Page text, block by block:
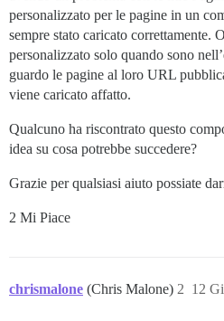
personalizzato per le pagine in un
sempre stato caricato correttamente.
personalizzato solo quando sono
guardo le pagine al loro URL
viene caricato affatto.
Qualcuno ha riscontrato questo
idea su cosa potrebbe succedere?
Grazie per qualsiasi aiuto possiate
2 Mi Piace
chrismalone (Chris Malone) 12
2